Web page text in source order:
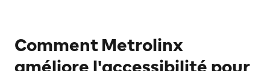
Comment Metrolinx
améliore l'accessibilité pour